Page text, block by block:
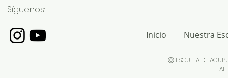
Síguenos:
Inicio Nuestra
ⓒ ESCUELA DE